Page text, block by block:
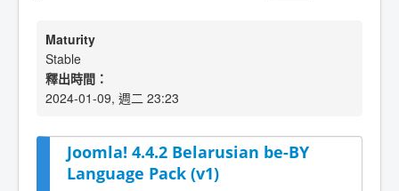
Maturity
Stable
釋出時間：
2024-01-09, 週二 23:23
Joomla! 4.4.2 Belarusian be-BY
Language Pack (v1)